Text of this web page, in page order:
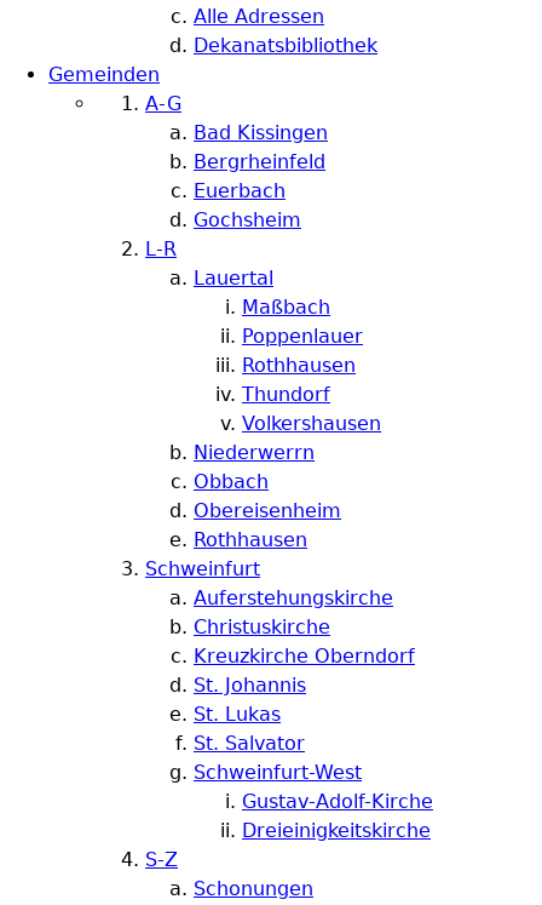
Alle Adressen
Dekanatsbibliothek
Gemeinden
A-G
Bad Kissingen
Bergrheinfeld
Euerbach
Gochsheim
L-R
Lauertal
Maßbach
Poppenlauer
Rothhausen
Thundorf
Volkershausen
Niederwerrn
Obbach
Obereisenheim
Rothhausen
Schweinfurt
Auferstehungskirche
Christuskirche
Kreuzkirche Oberndorf
St. Johannis
St. Lukas
St. Salvator
Schweinfurt-West
Gustav-Adolf-Kirche
Dreieinigkeitskirche
S-Z
Schonungen